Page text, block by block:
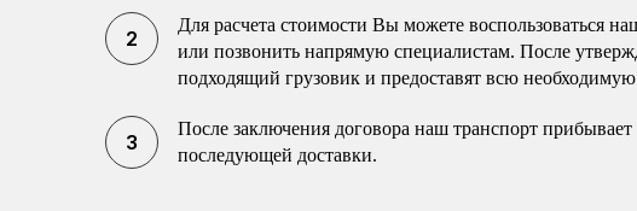
Для расчета стоимости Вы можете воспользоваться
или позвонить напрямую специалистам. После
подходящий грузовик и предоставят всю
После заключения договора наш транспорт прибывает
последующей доставки.